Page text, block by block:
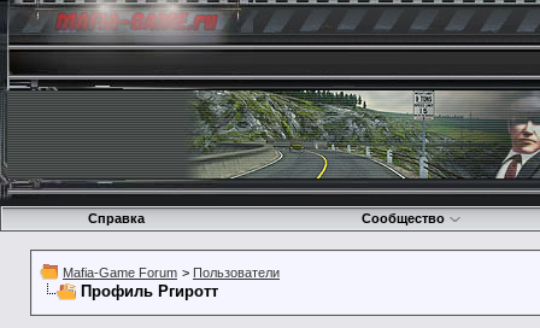
Справка Сообщество
Mafia-Game Forum > Пользователи
Профиль Ргиротт